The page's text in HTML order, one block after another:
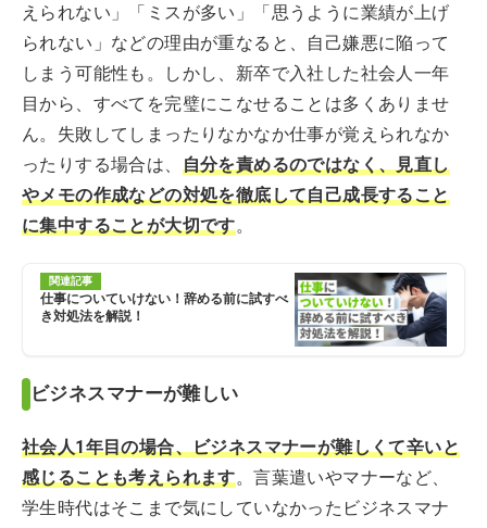
えられない」「ミスが多い」「思うように業績が上げ
られない」などの理由が重なると、自己嫌悪に陥って
しまう可能性も。しかし、新卒で入社した社会人一年
目から、すべてを完璧にこなせることは多くありませ
ん。失敗してしまったりなかなか仕事が覚えられなか
ったりする場合は、
自分を責めるのではなく、見直し
やメモの作成などの対処を徹底して自己成長すること
に集中することが大切です。
関連記事
仕事についていけない！辞める前に試すべ
き対処法を解説！
ビジネスマナーが難しい
社会人1年目の場合、ビジネスマナーが難しくて辛いと
感じることも考えられます。言葉遣いやマナーなど、
学生時代はそこまで気にしていなかったビジネスマナ